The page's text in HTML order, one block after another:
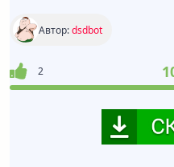
Автор:dsdbot
2